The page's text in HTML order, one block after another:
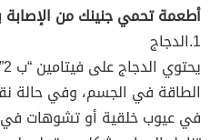
أطعمة تحمي جنينك من الإصابة
1.الدجاج
الطاقة في الجسم، وفي حالة
في عيوب خلقية أو تشوهات